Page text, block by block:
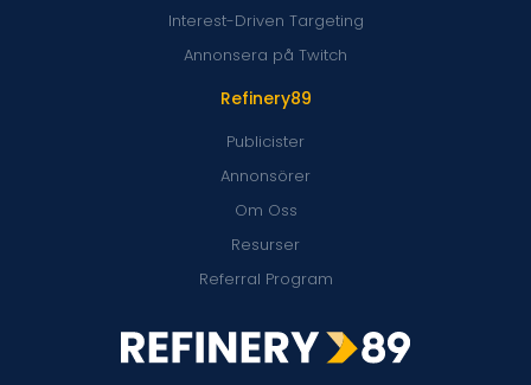
Refinery89
Publicister
Annonsörer
Om Oss
Resurser
Referral Program
Interest-Driven Targeting
Annonsera på Twitch